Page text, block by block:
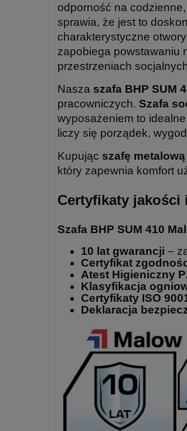
odporność na
sprawia, że jest to
charakterystyczne
zapobiega powstawaniu
przestrzeniach
Nasza szafa BHP SUM
pracowniczych. Szafa
wyposażeniem to
liczy się porządek,
Kupując szafę
który zapewnia komfort
Certyfikaty jakości
Szafa BHP SUM 410
10 lat gwarancji –
Certyfikat
Atest Higieniczny
Klasyfikacja
Certyfikaty ISO
Deklaracja